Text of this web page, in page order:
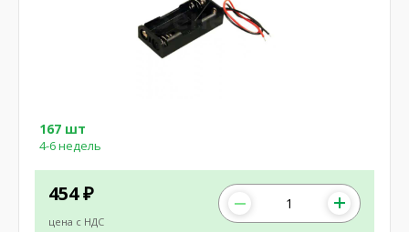
454 ₽
цена с НДС
167 шт
4-6 недель